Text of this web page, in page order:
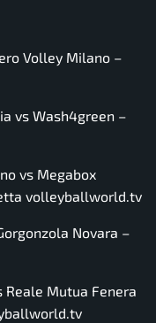
Volley Milano –
vs Wash4green –
vs Megabox
volleyballworld.tv
Novara –
Reale Mutua Fenera